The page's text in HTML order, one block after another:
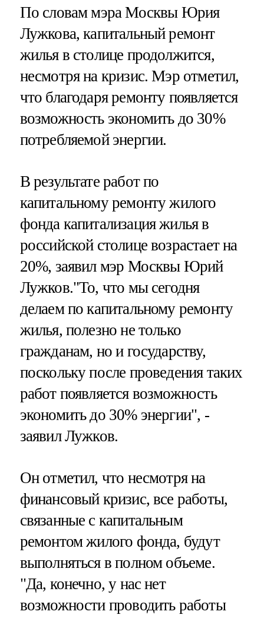
По словам мэра Москвы Юрия
Лужкова, капитальный ремонт
жилья в столице продолжится,
несмотря на кризис. Мэр отметил,
что благодаря ремонту появляется
возможность экономить до 30%
потребляемой энергии.
В результате работ по
капитальному ремонту жилого
фонда капитализация жилья в
российской столице возрастает на
20%, заявил мэр Москвы Юрий
Лужков."То, что мы сегодня
делаем по капитальному ремонту
жилья, полезно не только
гражданам, но и государству,
поскольку после проведения таких
работ появляется возможность
экономить до 30% энергии", -
заявил Лужков.
Он отметил, что несмотря на
финансовый кризис, все работы,
связанные с капитальным
ремонтом жилого фонда, будут
выполняться в полном объеме.
"Да, конечно, у нас нет
возможности проводить работы